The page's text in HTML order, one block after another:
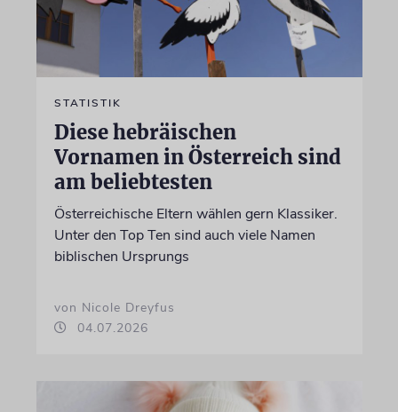
STATISTIK
Diese hebräischen
Vornamen in Österreich sind
am beliebtesten
Österreichische Eltern wählen gern Klassiker.
Unter den Top Ten sind auch viele Namen
biblischen Ursprungs
von Nicole Dreyfus
04.07.2026